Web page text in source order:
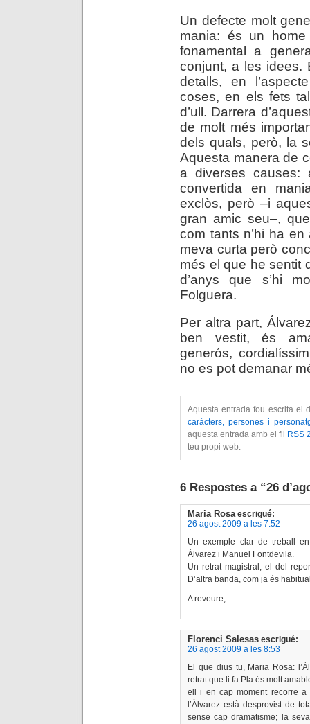
Un defecte molt
mania: és un
fonamental a
conjunt, a les idees.
detalls, en
coses, en els fets
d’ull. Darrera
de molt més
dels quals, però, la
Aquesta manera de
a diverses causes:
convertida en
exclòs, però –i
gran amic seu–,
com tants n’hi ha
meva curta però
més el que he sentit
d’anys que s’hi
Folguera.
Per altra part,
ben vestit, és
generós,
no es pot demanar
Aquesta entrada fou escrita el
caràcters, persones i
aquesta entrada amb el fil
RSS
teu propi web.
6 Respostes a “26
Maria Rosa escrigué:
26 agost 2009 a les 7:52
Un exemple clar de treball
Àlvarez i Manuel Fontdevila.
Un retrat magistral, el del
D’altra banda, com ja és
A reveure,
Florenci Salesas escrigué:
26 agost 2009 a les 8:53
El que dius tu, Maria Rosa:
retrat que li fa Pla és molt
ell i en cap moment recorre a
l’Àlvarez està desprovist de
sense cap dramatisme; la